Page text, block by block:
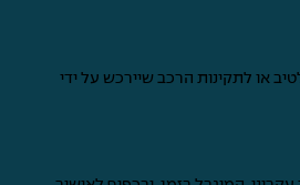
או לתקינות הרכב שיירכש על ידי